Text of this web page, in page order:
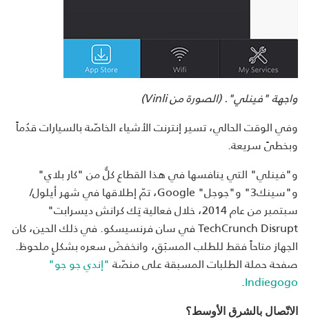
واجهة "فينلي". (الصورة منVinli
)
وفي الوقت الحالي، تسير إنترنت الأشياء الخاصّة بالسيارات قدُماً
وبخطىً سريعة.
و"فينلي" التي ينافسها في هذا القطاع كلٌّ من "كار بلاي"
و"سينك3" و"جوجل" Google، تمّ إطلاقها في شهر أيلول/
سبتمبر من عام 2014، خلال فعالية تِك كرانش ديسرابت"
TechCrunch Disrupt في سان فرنسيسكو. في ذلك الحين، كان
الجهاز متاحاً فقط للطلب المسبَق، وانخفضَ سعره بشكلٍ ملحوظ.
صفحة حملة الطلبات المسبقة على منصّة"إندي جو جو"
Indiegogo
.
الاتّصال بالشرق الأوسط؟